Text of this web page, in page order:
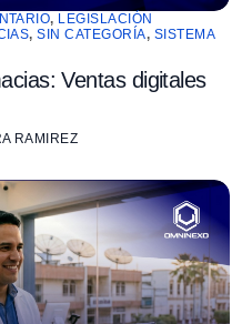
, LEGISLACIÓN
,SIN CATEGORÍA, SISTEMA
Ventas digitales
RAMIREZ